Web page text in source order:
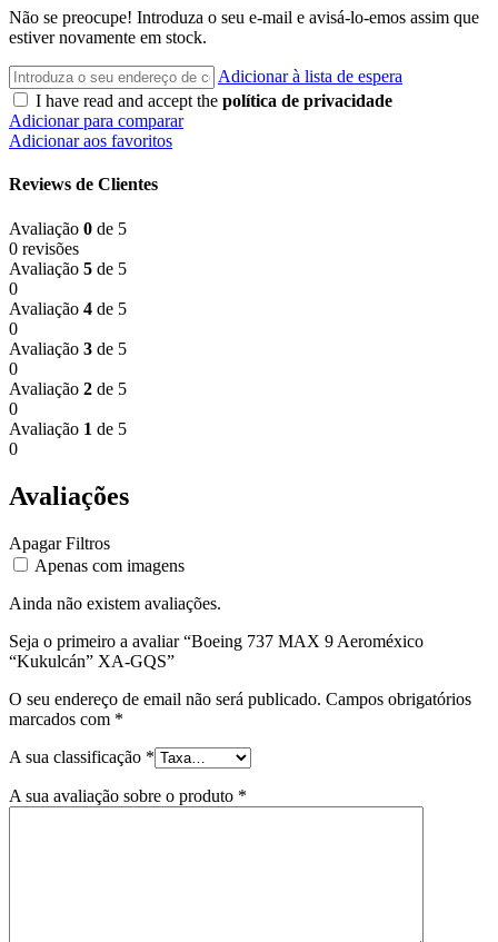
Não se preocupe! Introduza o seu e-mail e avisá-lo-emos assim que
estiver novamente em stock.
Adicionar à lista de espera
I have read and accept the política de privacidade
Adicionar para comparar
Adicionar aos favoritos
Reviews de Clientes
Avaliação 0 de 5
0 revisões
Avaliação 5 de 5
0
Avaliação 4 de 5
0
Avaliação 3 de 5
0
Avaliação 2 de 5
0
Avaliação 1 de 5
0
Avaliações
Apagar Filtros
Apenas com imagens
Ainda não existem avaliações.
Seja o primeiro a avaliar “Boeing 737 MAX 9 Aeroméxico
“Kukulcán” XA-GQS”
O seu endereço de email não será publicado. Campos obrigatórios
marcados com *
A sua classificação *
A sua avaliação sobre o produto *